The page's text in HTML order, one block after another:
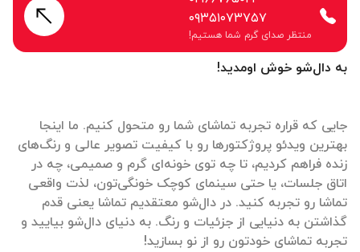
به دال‌شو خوش اومدید!
جایی که قراره تجربه تماشای شما رو متحول کنیم. ما اینجا
بهترین ویدئو پروژکتورها رو با کیفیت تصویر عالی و رنگ‌های
زنده فراهم کردیم، تا چه توی خونه‌ای گرم و صمیمی، چه در
اتاق جلسات، یا حتی سینمای کوچک خونگی‌تون، لذت واقعی
تماشا رو تجربه کنید. در دال‌شو معتقدیم تماشا یعنی قدم
گذاشتن به دنیایی از جزئیات و رنگ. به دنیای دال‌شو بیایید و
تجربه تماشای خودتون رو از نو بسازید!
۰۹۳۵۱۰۷۳۷۵۷
منتظر صدای گرم شما هستیم!